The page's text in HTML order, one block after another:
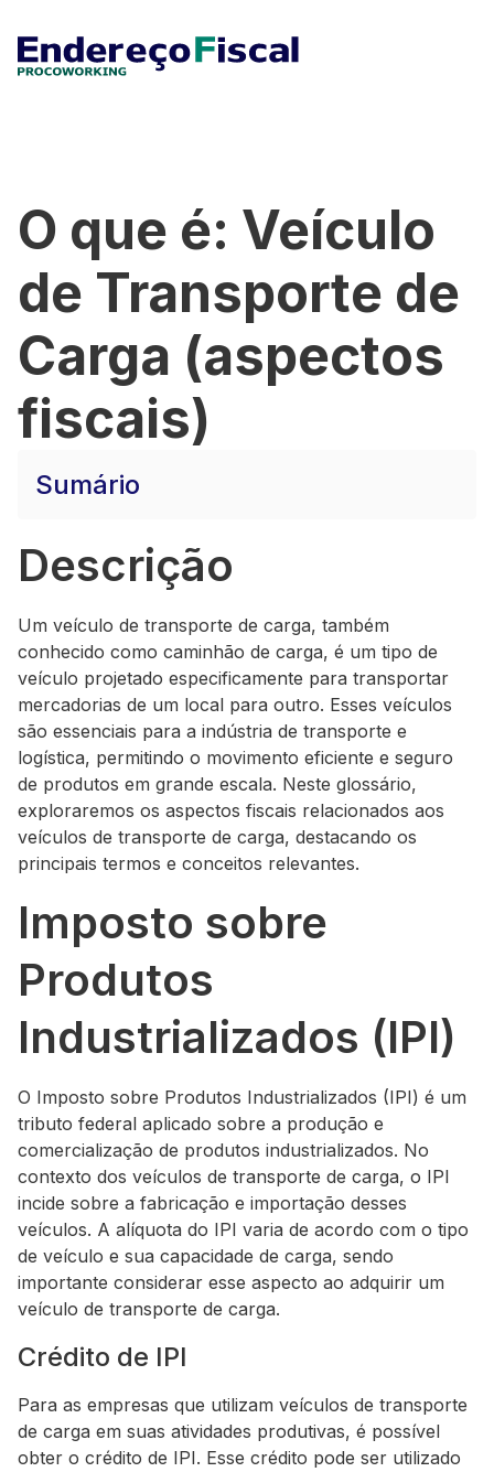
O que é: Veículo
de Transporte de
Carga (aspectos
fiscais)
Sumário
Descrição
Um veículo de transporte de carga, também
conhecido como caminhão de carga, é um tipo de
veículo projetado especificamente para transportar
mercadorias de um local para outro. Esses veículos
são essenciais para a indústria de transporte e
logística, permitindo o movimento eficiente e seguro
de produtos em grande escala. Neste glossário,
exploraremos os aspectos fiscais relacionados aos
veículos de transporte de carga, destacando os
principais termos e conceitos relevantes.
Imposto sobre
Produtos
Industrializados (IPI)
O Imposto sobre Produtos Industrializados (IPI) é um
tributo federal aplicado sobre a produção e
comercialização de produtos industrializados. No
contexto dos veículos de transporte de carga, o IPI
incide sobre a fabricação e importação desses
veículos. A alíquota do IPI varia de acordo com o tipo
de veículo e sua capacidade de carga, sendo
importante considerar esse aspecto ao adquirir um
veículo de transporte de carga.
Crédito de IPI
Para as empresas que utilizam veículos de transporte
de carga em suas atividades produtivas, é possível
obter o crédito de IPI. Esse crédito pode ser utilizado